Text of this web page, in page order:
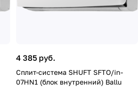
4 385 руб.
Сплит-система SHUFT SFTO/in-
07HN1 (блок внутренний) Ballu